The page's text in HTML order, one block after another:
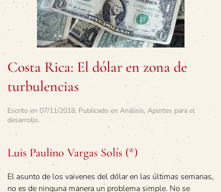
Costa Rica: El dólar en zona de
turbulencias
Escrito en 07/11/2018. Publicado en Análisis, Aportes para el
desarrollo.
Luis Paulino Vargas Solís (*)
El asunto de los vaivenes del dólar en las últimas semanas,
no es de ninguna manera un problema simple. No se